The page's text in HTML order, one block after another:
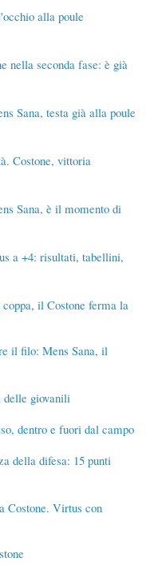
alla poule
nella seconda fase: è già
Sana, testa già alla poule
Costone, vittoria
Sana, è il momento di
a +4: risultati, tabellini,
il Costone ferma la
il filo: Mens Sana, il
delle giovanili
dentro e fuori dal campo
della difesa: 15 punti
Costone. Virtus con